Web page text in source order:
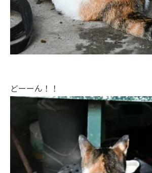
どーーん！！